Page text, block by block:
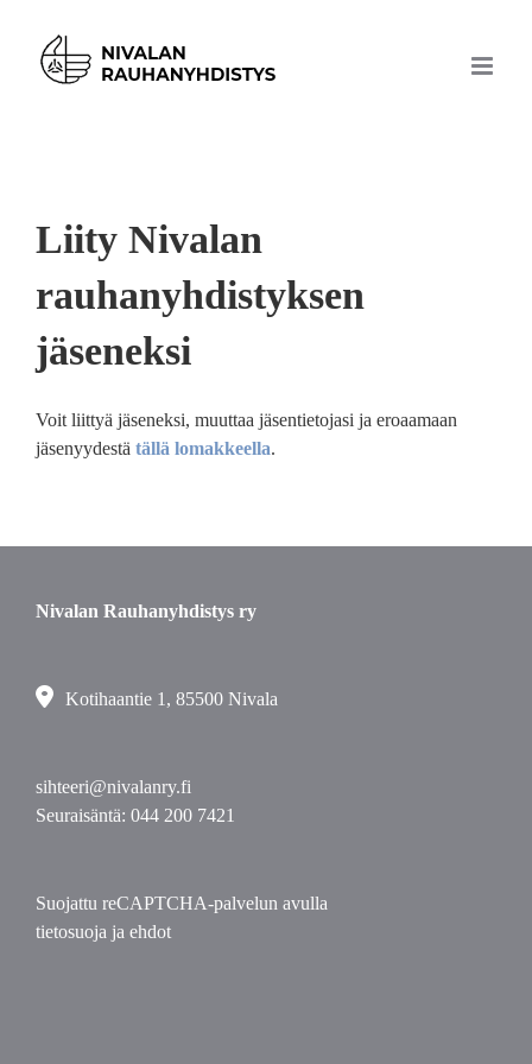
content
Liity Nivalan
rauhanyhdistyksen
jäseneksi
Voit liittyä jäseneksi, muuttaa jäsentietojasi ja eroaamaan
jäsenyydestä tällä lomakkeella.
Nivalan Rauhanyhdistys ry
Kotihaantie 1, 85500 Nivala
sihteeri@nivalanry.fi
Seuraisäntä: 044 200 7421
Suojattu reCAPTCHA-palvelun avulla
tietosuoja ja ehdot